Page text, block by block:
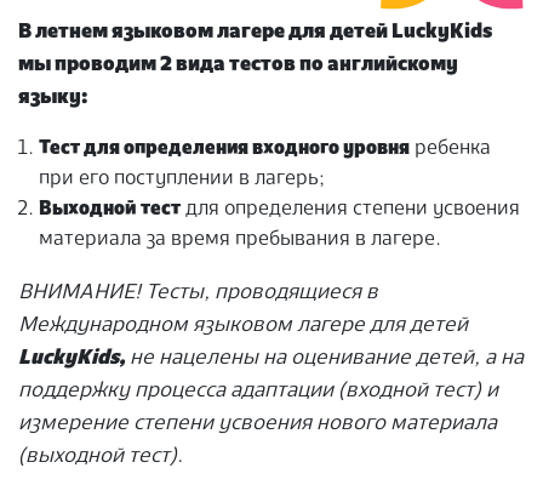
В летнем языковом лагере для детей LuckyKids
мы проводим 2 вида тестов по английскому
языку:
Тест для определения входного уровня ребенка
при его поступлении в лагерь;
Выходной тест для определения степени усвоения
материала за время пребывания в лагере.
ВНИМАНИЕ! Тесты, проводящиеся в
Международном языковом лагере для детей
LuckyKids, не нацелены на оценивание детей, а на
поддержку процесса адаптации (входной тест) и
измерение степени усвоения нового материала
(выходной тест).